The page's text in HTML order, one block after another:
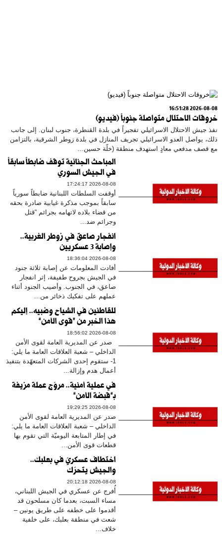
2026-08-08 16:51:28
خروقات الاحتلال متواصلة جنوباً (فيديو)
نفذ جيش الاحتلال الاسرائيلي تفجيراً في بلدة القنطرة، جنوب لبنان. إلى جانب
ذلك، يواصل العدو الاسرائيلي تجريف المنازل في بلدة زوطر الشرقية، بالتزامن
مع قصف مدفعي معادٍ استهدف منطقة (خلّة حسين...
المباحث الجنائية توقف ضابطاً سابقاً
في الجيش السوري
2026-08-08 17:24:17
أوقفت السلطات اللبنانية ضابطاً سورياً
سابقاً بموجب مذكرة غيابية صادرة بحقه
من قضاء بلاده لاتهامه بجرائم “قتل
وجرائم ضد...
انفجار صاعق في زوطر الغربية..
وإصابة 3 عسكريين
2026-08-08 18:36:04
أفادت المعلومات عن إصابة ثلاثة جنود
في الجيش بجروح طفيفة، إثر انفجار
صاعق، في الجنوب. وأصيب الجنود أثناء
عملهم على تفكيك ذخائر من...
للقاطنين في الشياح وضبيه.. إليكم
هذا الخبر من “قوى الأمن”
2026-08-08 18:56:02
صدر عن المديرية العامة لقوى الأمن
الداخلي – شعبة العلاقات العامة ما يلي:
1- ستقوم إحدى الشركات المتعهّدة بتنفيذ
أعمال هدم وإزالة...
في عملية أمنية.. مروّج عملة مزيفة
بـ”قبضة الأمن”
2026-08-08 19:29:25
صدر عن المديرية العامة لقوى الأمن
الداخلي – شعبة العلاقات العامة ما يلي:
في إطار المتابعة اليوميّة التي تقوم بها
قطعات قوى الأمن...
اختطاف عسكريّ في بعلبك..
والجيش يتحرّك
2026-08-08 20:12:18
أُفرج عن عسكري في الجيش اللبناني،
مساء السبت، بعدما كان مسلحون قد
أقدموا على خطفه على طريق يونين –
شعث في منطقة بعلبك، على خلفية
خلاف...